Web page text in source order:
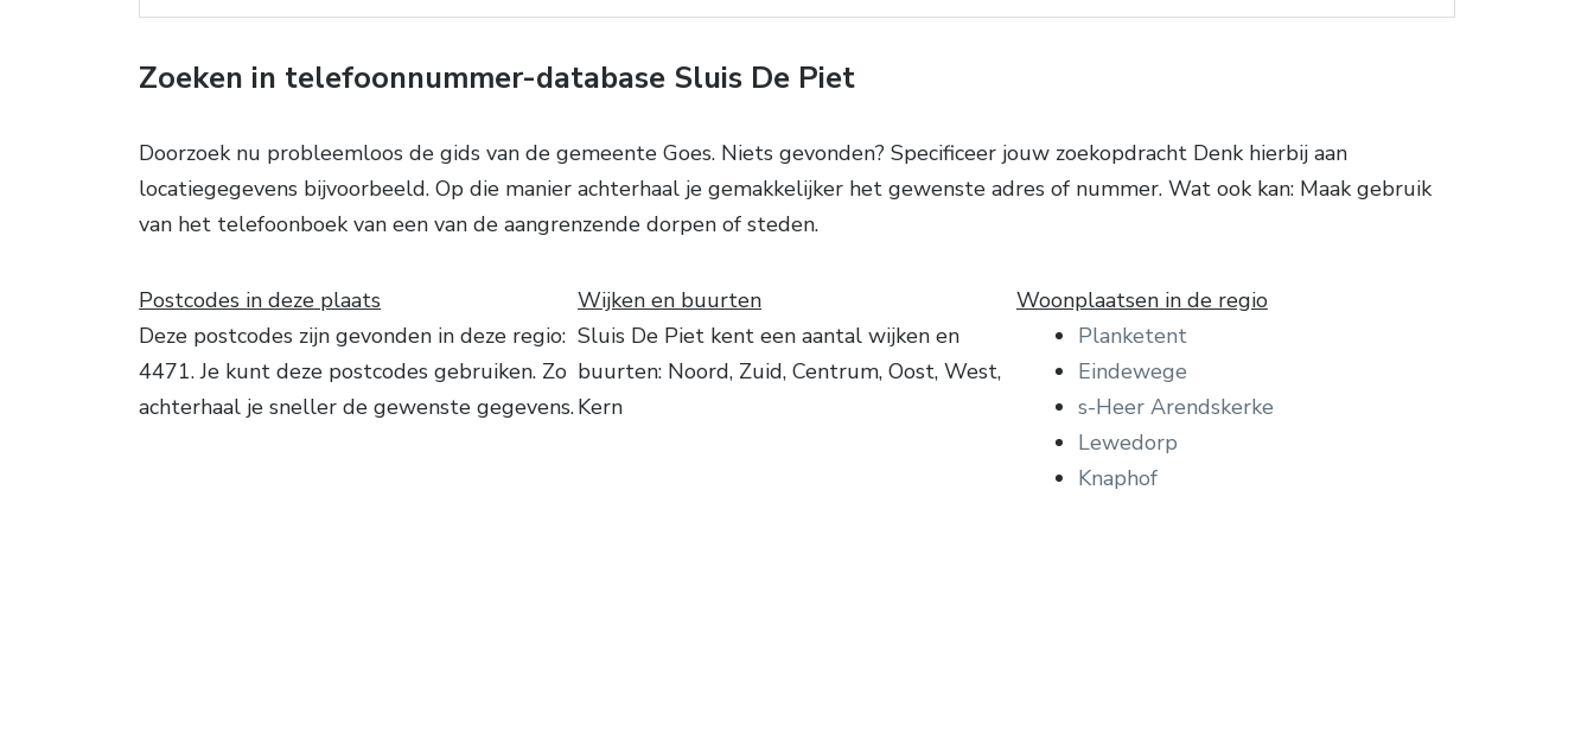
Zoeken in telefoonnummer-database Sluis De Piet
Doorzoek nu probleemloos de gids van de gemeente Goes. Niets gevonden? Specificeer jouw zoekopdracht Denk hierbij aan
locatiegegevens bijvoorbeeld. Op die manier achterhaal je gemakkelijker het gewenste adres of nummer. Wat ook kan: Maak gebruik
van het telefoonboek van een van de aangrenzende dorpen of steden.
Postcodes in deze plaats
Deze postcodes zijn gevonden in deze regio:
4471. Je kunt deze postcodes gebruiken. Zo
achterhaal je sneller de gewenste gegevens.
Wijken en buurten
Sluis De Piet kent een aantal wijken en
buurten: Noord, Zuid, Centrum, Oost, West,
Kern
Woonplaatsen in de regio
Planketent
Eindewege
s-Heer Arendskerke
Lewedorp
Knaphof